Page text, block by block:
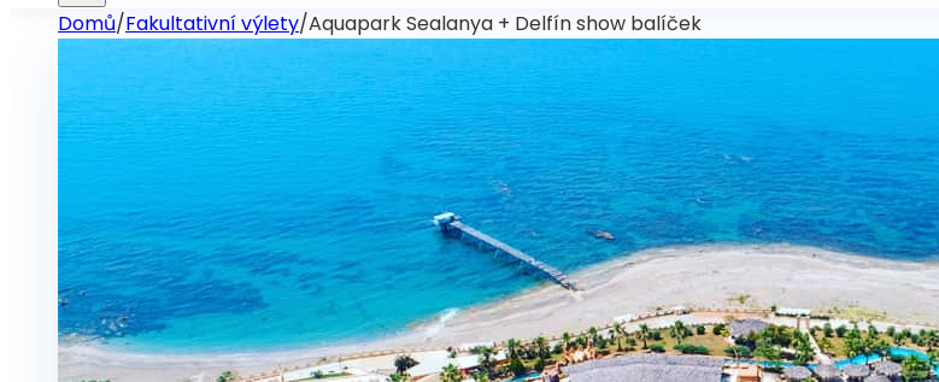
Domů/Fakultativní výlety/Aquapark Sealanya + Delfín show balíček